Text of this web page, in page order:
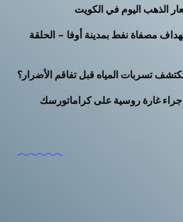
الذهب اليوم في الكويت
مصفاة نفط بمدينة أوفا – الحلقة
تسربات المياه قبل تفاقم الأضرار؟
جراء غارة روسية على كراماتورسك